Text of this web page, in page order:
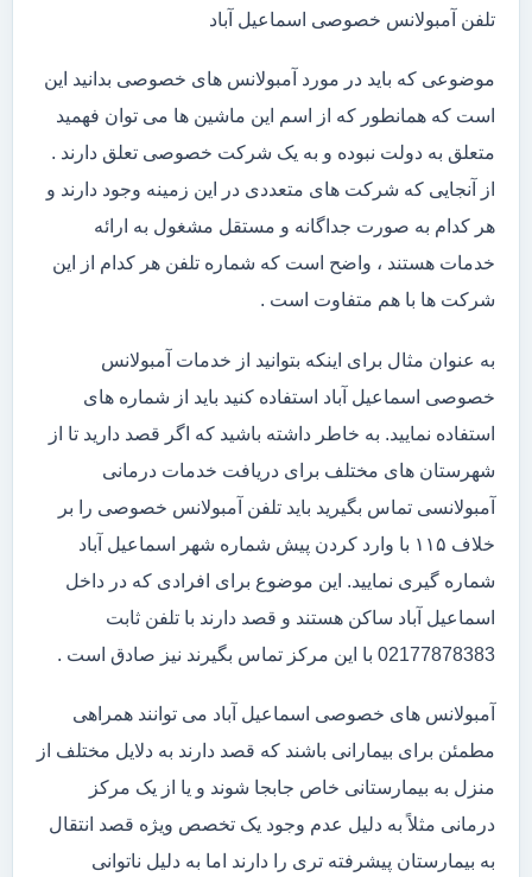
تلفن آمبولانس خصوصی اسماعیل آباد
موضوعی که باید در مورد آمبولانس های خصوصی بدانید این
است که همانطور که از اسم این ماشین ها می توان فهمید
متعلق به دولت نبوده و به یک شرکت خصوصی تعلق دارند .
از آنجایی که شرکت های متعددی در این زمینه وجود دارند و
هر کدام به صورت جداگانه و مستقل مشغول به ارائه
خدمات هستند ، واضح است که شماره تلفن هر کدام از این
شرکت ها با هم متفاوت است .
به عنوان مثال برای اینکه بتوانید از خدمات آمبولانس
خصوصی اسماعیل آباد استفاده کنید باید از شماره های
استفاده نمایید. به خاطر داشته باشید که اگر قصد دارید تا از
شهرستان های مختلف برای دریافت خدمات درمانی
آمبولانسی تماس بگیرید باید تلفن آمبولانس خصوصی را بر
خلاف ۱۱۵ با وارد کردن پیش شماره شهر اسماعیل آباد
شماره گیری نمایید. این موضوع برای افرادی که در داخل
اسماعیل آباد ساکن هستند و قصد دارند با تلفن ثابت
02177878383 با این مرکز تماس بگیرند نیز صادق است .
آمبولانس های خصوصی اسماعیل آباد می توانند همراهی
مطمئن برای بیمارانی باشند که قصد دارند به دلایل مختلف از
منزل به بیمارستانی خاص جابجا شوند و یا از یک مرکز
درمانی مثلاً به دلیل عدم وجود یک تخصص ویژه قصد انتقال
به بیمارستان پیشرفته تری را دارند اما به دلیل ناتوانی